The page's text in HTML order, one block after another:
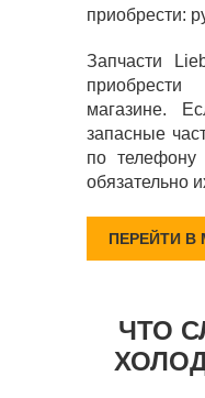
приобрести:
Запчасти
магазине.
запасные
по
обязательно
ПЕРЕЙТИ В
ЧТО